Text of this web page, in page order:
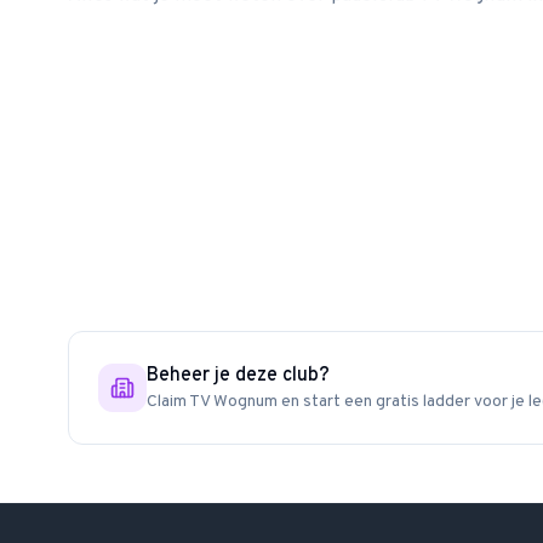
Beheer je deze club?
Claim TV Wognum en start een gratis ladder voor je